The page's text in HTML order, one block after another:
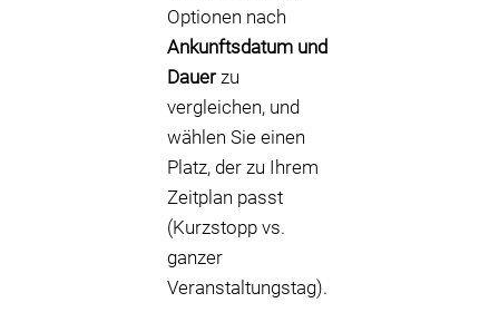
Optionen nach
Ankunftsdatum und
Dauerzu
vergleichen, und
wählen Sie einen
Platz, der zu Ihrem
Zeitplan passt
(Kurzstopp vs.
ganzer
Veranstaltungstag).